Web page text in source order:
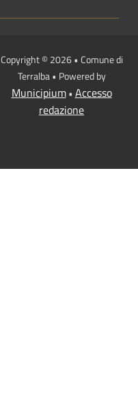
Copyright © 2026 • Comune di
Terralba • Powered by
Municipium• Accesso
redazione